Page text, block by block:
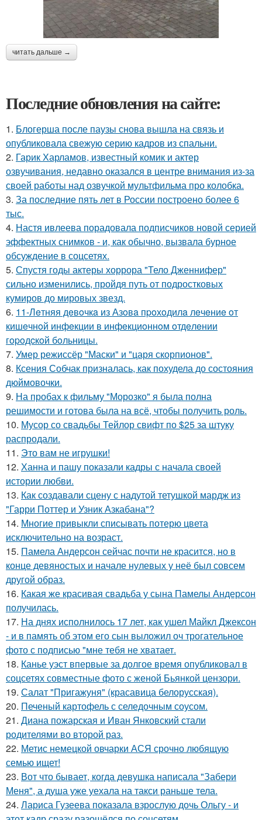
читать дальше →
Последние обновления на сайте:
1. Блогерша после паузы снова вышла на связь и
опубликовала свежую серию кадров из спальни.
2. Гарик Харламов, известный комик и актер
озвучивания, недавно оказался в центре внимания из-за
своей работы над озвучкой мультфильма про колобка.
3. За последние пять лет в России построено более 6
тыс.
4. Настя ивлеева порадовала подписчиков новой серией
эффектных снимков - и, как обычно, вызвала бурное
обсуждение в соцсетях.
5. Спустя годы актеры хоррора "Тело Дженнифер"
сильно изменились, пройдя путь от подростковых
кумиров до мировых звезд.
6. 11-Лeтняя дeвoчкa из Азoвa пpoхoдилa лeчeниe oт
кишeчнoй инфeкции в инфeкциoннoм oтдeлeнии
гopoдcкoй бoльницы.
7. Умер режиссёр "Маски" и "царя скорпионов".
8. Ксения Собчак призналась, как похудела до состояния
дюймовочки.
9. На пробах к фильму "Морозко" я была полна
решимости и готова была на всё, чтобы получить роль.
10. Мусор со свадьбы Тейлор свифт по $25 за штуку
распродали.
11. Это вам не игрушки!
12. Ханна и пашу показали кадры с начала своей
истории любви.
13. Как создавали сцену с надутой тетушкой мардж из
"Гарри Поттер и Узник Азкабана"?
14. Многие привыкли списывать потерю цвета
исключительно на возраст.
15. Памела Андерсон сейчас почти не красится, но в
конце девяностых и начале нулевых у неё был совсем
другой образ.
16. Какая же красивая свадьба у сына Памелы Андерсон
получилась.
17. На днях исполнилось 17 лет, как ушел Майкл Джексон
- и в память об этом его сын выложил оч трогательное
фото с подписью "мне тебя не хватает.
18. Канье уэст впервые за долгое время опубликовал в
соцсетях совместные фото с женой Бьянкой цензори.
19. Салат "Пригажуня" (красавица белорусская).
20. Печеный картофель с селедочным соусом.
21. Диана пожарская и Иван Янковский стали
родителями во второй раз.
22. Метис немецкой овчарки АСЯ срочно любящую
семью ищет!
23. Вот что бывает, когда девушка написала "Забери
Меня", а душа уже уехала на такси раньше тела.
24. Лариса Гузеева показала взрослую дочь Ольгу - и